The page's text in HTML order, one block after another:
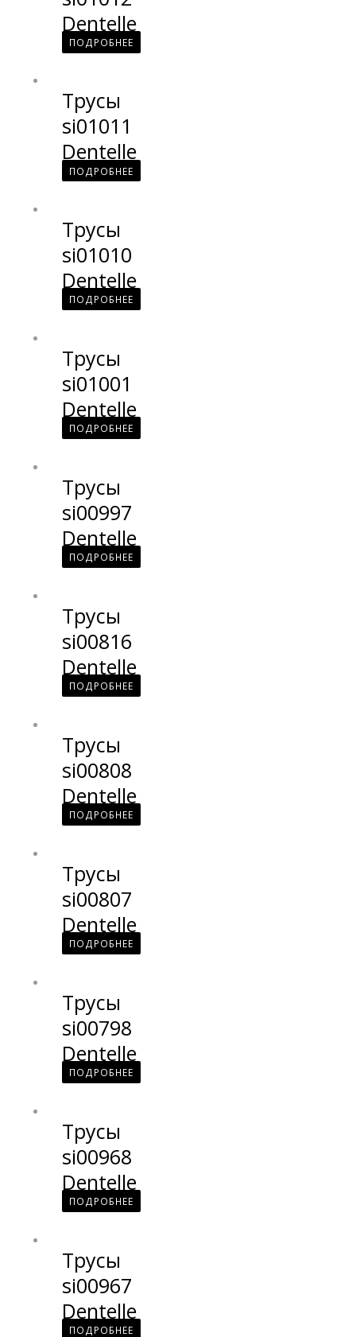
Dentelle
ПОДРОБНЕЕ
Трусы
si01011
Dentelle
ПОДРОБНЕЕ
Трусы
si01010
Dentelle
ПОДРОБНЕЕ
Трусы
si01001
Dentelle
ПОДРОБНЕЕ
Трусы
si00997
Dentelle
ПОДРОБНЕЕ
Трусы
si00816
Dentelle
ПОДРОБНЕЕ
Трусы
si00808
Dentelle
ПОДРОБНЕЕ
Трусы
si00807
Dentelle
ПОДРОБНЕЕ
Трусы
si00798
Dentelle
ПОДРОБНЕЕ
Трусы
si00968
Dentelle
ПОДРОБНЕЕ
Трусы
si00967
Dentelle
ПОДРОБНЕЕ